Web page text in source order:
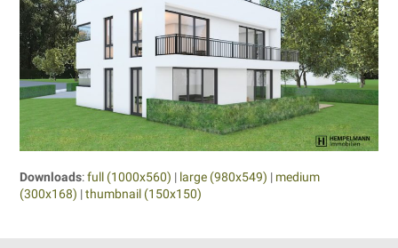
Downloads:full (1000x560) | large (980x549) | medium
(300x168) |thumbnail (150x150)